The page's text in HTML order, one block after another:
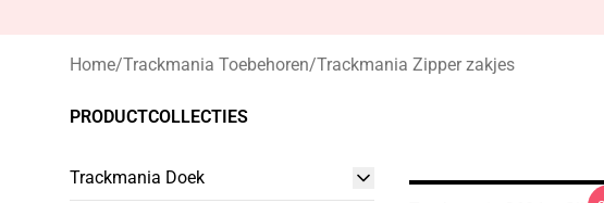
Home/Trackmania Toebehoren/Trackmania Zipper zakjes
PRODUCTCOLLECTIES
Trackmania Doek